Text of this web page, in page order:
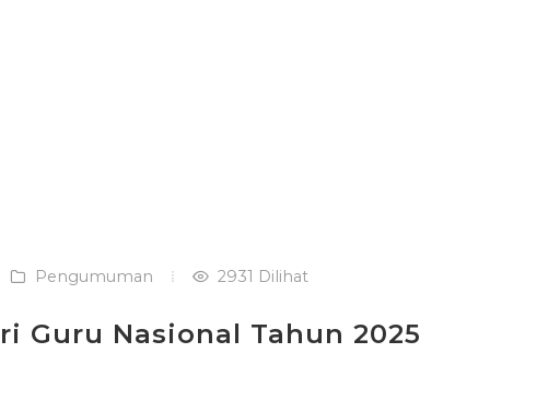
Pengumuman 2931 Dilihat
Guru Nasional Tahun 2025